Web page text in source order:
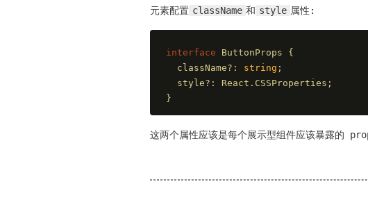
元素配置 className 和 style 属性:
interface ButtonProps {
  className?:
string ;
  style?: React.CSSProperties;
}
这两个属性应该是每个展示型组件应该暴露